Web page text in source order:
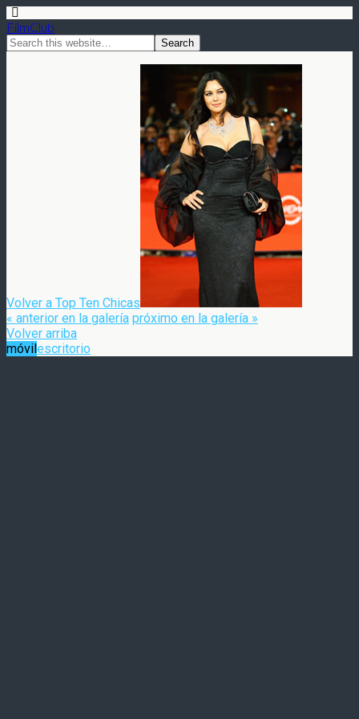
FilmClub
Volver a Top Ten Chicas
« anterior en la galería próximo en la galería »
Volver arriba
móvilescritorio